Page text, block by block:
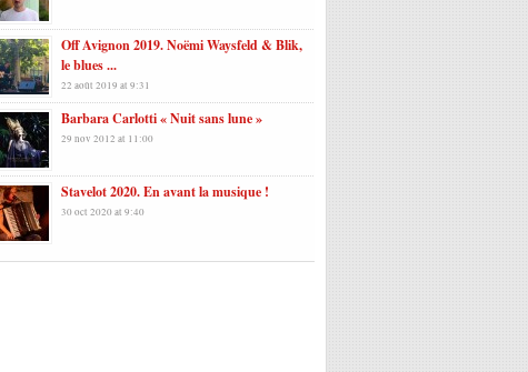
Off Avignon 2019. Noëmi Waysfeld & Blik,
le blues ...
22 août 2019 at 9:31
Barbara Carlotti « Nuit sans lune »
29 nov 2012 at 11:00
Stavelot 2020. En avant la musique !
30 oct 2020 at 9:40